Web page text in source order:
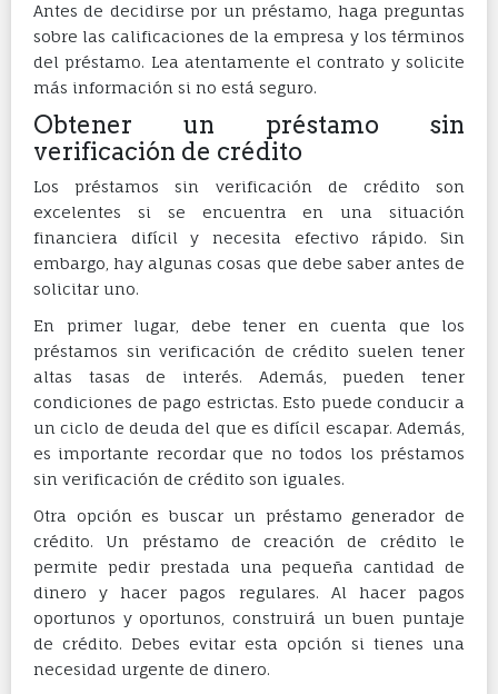
Antes de decidirse por un préstamo, haga preguntas
sobre las calificaciones de la empresa y los términos
del préstamo. Lea atentamente el contrato y solicite
más información si no está seguro.
Obtener un préstamo sin
verificación de crédito
Los préstamos sin verificación de crédito son
excelentes si se encuentra en una situación
financiera difícil y necesita efectivo rápido. Sin
embargo, hay algunas cosas que debe saber antes de
solicitar uno.
En primer lugar, debe tener en cuenta que los
préstamos sin verificación de crédito suelen tener
altas tasas de interés. Además, pueden tener
condiciones de pago estrictas. Esto puede conducir a
un ciclo de deuda del que es difícil escapar. Además,
es importante recordar que no todos los préstamos
sin verificación de crédito son iguales.
Otra opción es buscar un préstamo generador de
crédito. Un préstamo de creación de crédito le
permite pedir prestada una pequeña cantidad de
dinero y hacer pagos regulares. Al hacer pagos
oportunos y oportunos, construirá un buen puntaje
de crédito. Debes evitar esta opción si tienes una
necesidad urgente de dinero.